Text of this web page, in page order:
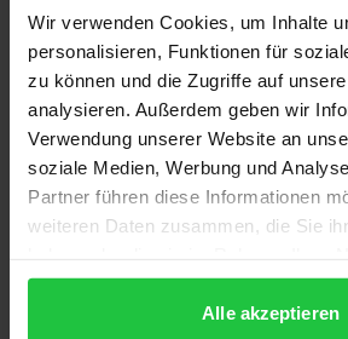
Wir verwenden Cookies, um Inhalte
personalisieren, Funktionen für
zu können und die Zugriffe auf
analysieren. Außerdem geben wir
Verwendung unserer Website an
soziale Medien, Werbung und
Partner führen diese Informationen
weiteren Daten zusammen, die Sie
gesammelt haben.
Alle akzeptieren
Description
Wollen Arbeitgeber das
beenden, sehen sie sich dem
Bestandsschutzprozesses
Ausgang häufig schwer zu
Deshalb versuchen manche
Kündigungsschutz- bzw.